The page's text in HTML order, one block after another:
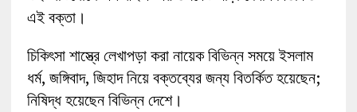
এই বক্তা।
চিকিৎসা শাস্ত্রে লেখাপড়া করা নায়েক বিভিন্ন সময়ে ইসলাম
ধর্ম, জঙ্গিবাদ, জিহাদ নিয়ে বক্তব্যের জন্য বিতর্কিত হয়েছেন;
নিষিদ্ধ হয়েছেন বিভিন্ন দেশে।